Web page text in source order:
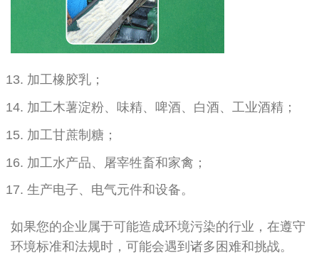
加工橡胶乳；
加工木薯淀粉、味精、啤酒、白酒、工业酒精；
加工甘蔗制糖；
加工水产品、屠宰牲畜和家禽；
生产电子、电气元件和设备。
如果您的企业属于可能造成环境污染的行业，在遵守
环境标准和法规时，可能会遇到诸多困难和挑战。